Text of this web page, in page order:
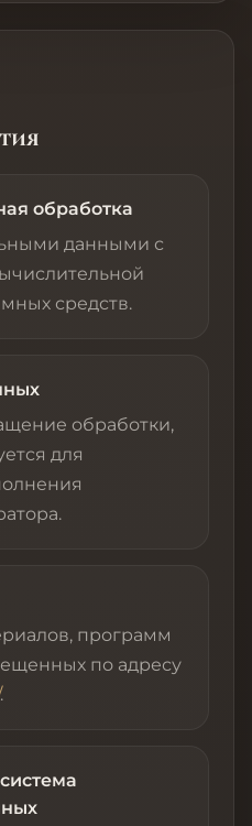
обработка
данными с
средств.
обработки,
для
программ
по адресу
.